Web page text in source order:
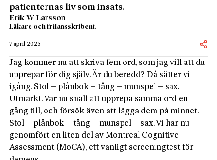
patienternas liv som insats.
Erik W Larsson
Läkare och frilansskribent.
7 april 2025
Jag kommer nu att skriva fem ord, som jag vill att du
upprepar för dig själv. Är du beredd? Då sätter vi
igång. Stol – plånbok – tång – munspel – sax.
Utmärkt. Var nu snäll att upprepa samma ord en
gång till, och försök även att lägga dem på minnet.
Stol – plånbok – tång – munspel – sax. Vi har nu
genomfört en liten del av Montreal Cognitive
Assessment (MoCA), ett vanligt screeningtest för